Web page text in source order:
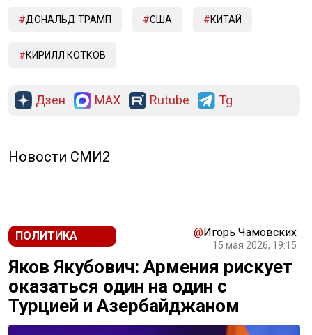
ДОНАЛЬД ТРАМП США КИТАЙ
КИРИЛЛ КОТКОВ
Дзен MAX Rutube Tg
Новости СМИ2
ПОЛИТИКА @Игорь Чамовских
15 мая 2026, 19:15
Яков Якубович: Армения рискует
оказаться один на один с
Турцией и Азербайджаном